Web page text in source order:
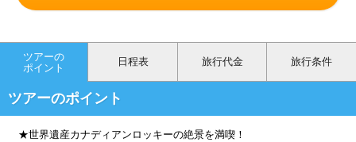
ツアーの
ポイント
日程表 旅行代金 旅行条件
ツアーのポイント
★世界遺産カナディアンロッキーの絶景を満喫！